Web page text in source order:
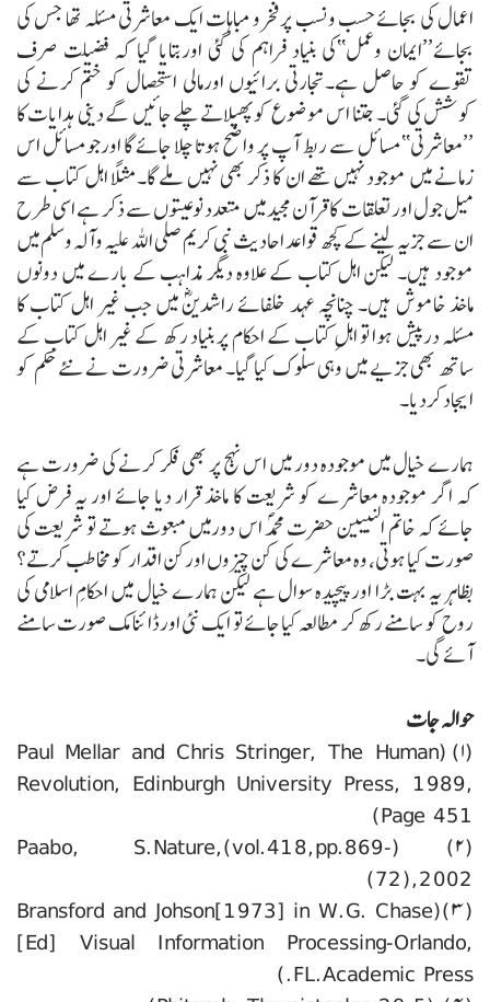
اعمال کی بجائے حسب ونسب پرفخرو مباہات ایک معاشرتی مسئلہ تھا جس کی
بجائے’’ایمان وعمل‘‘کی بنیاد فراہم کی گئی اوربتایا گیا کہ فضیلت صرف
تقوے کو حاصل ہے۔تجارتی برائیوں اورمالی استحصال کو ختم کرنے کی
کوشش کی گئی۔ جتنا اس موضوع کو پھیلاتے چلے جائیں گے دینی ہدایات کا
’’معاشرتی‘‘مسائل سے ربط آپ پر واضح ہوتا چلا جائے گا اورجومسائل اس
زمانے میں موجود نہیں تھے ان کا ذکر بھی نہیں ملے گا۔ مثلاً اہل کتاب سے
میل جول اورتعلقات کا قرآن مجید میں متعدد نوعیتوں سے ذکر ہے اسی طرح
ان سے جزیہ لینے کے کچھ قواعد احادیث نبی کریم صلی اللہ علیہ وآلہ وسلم میں
موجود ہیں۔ لیکن اہل کتاب کے علاوہ دیگر مذاہب کے بارے میں دونوں
ماخذ خاموش ہیں۔ چنانچہ عہد خلفائے راشدینؓ میں جب غیر اہل کتاب کا
مسئلہ درپیش ہوا تو اہلِ کتاب کے احکام پر بنیاد رکھ کے غیر اہل کتاب کے
ساتھ بھی جزیے میں وہی سلوک کیا گیا۔ معاشرتی ضرورت نے نئے حکم کو
ایجاد کردیا۔
ہمارے خیال میں موجودہ دور میں اس نہج پر بھی فکر کرنے کی ضرورت ہے
کہ اگر موجودہ معاشرے کو شریعت کا ماخذ قرار دیا جائے اور یہ فرض کیا
جائے کہ خاتم النبیین حضرت محمدؐ اس دورمیں مبعوث ہوتے تو شریعت کی
صورت کیا ہوتی، وہ معاشرے کی کن چیزوں اورکن اقدار کو مخاطب کرتے؟
بظاہر یہ بہت بڑا اورپیچیدہ سوال ہے لیکن ہمارے خیال میں احکامِ اسلامی کی
روح کو سامنے رکھ کر مطالعہ کیا جائے تو ایک نئی اورڈائنامک صورت سامنے
آئے گی۔
حوالہ جات
(۱) (Paul Mellar and Chris Stringer, The Human
Revolution, Edinburgh University Press, 1989,
Page 451)
(۲) (Paabo, S.Nature,(vol.418,pp.869-
72),2002)
(۳)(Bransford and Johson[1973] in W.G. Chase
[Ed] Visual Information Processing-Orlando,
FL.Academic Press.)